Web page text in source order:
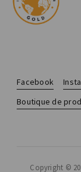
Facebook
Boutique de
Copyright ©